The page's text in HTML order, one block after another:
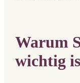
Warum
wichtig